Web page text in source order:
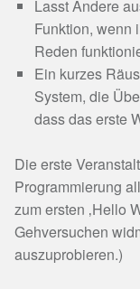
Lasst Andere
Funktion, wenn
Reden
Ein kurzes
System, die
dass das erste
Die erste
Programmierung
zum ersten ‚Hello
Gehversuchen
auszuprobieren.)